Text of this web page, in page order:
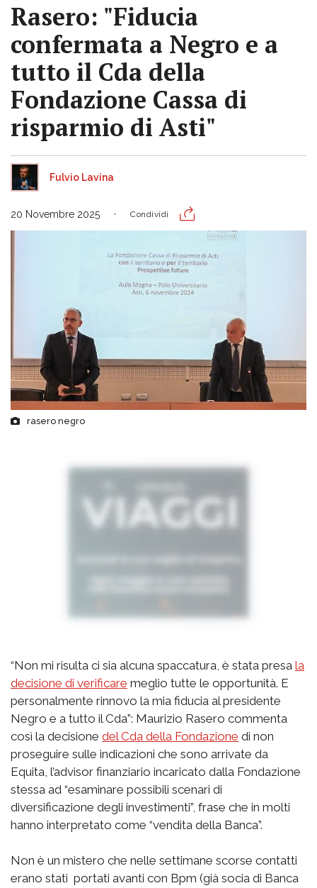
Rasero: "Fiducia
confermata a Negro e a
tutto il Cda della
Fondazione Cassa di
risparmio di Asti"
Fulvio Lavina
20 Novembre 2025 Condividi
rasero negro
“Non mi risulta ci sia alcuna spaccatura, è stata presa la
decisione di verificare meglio tutte le opportunità. E
personalmente rinnovo la mia fiducia al presidente
Negro e a tutto il Cda”: Maurizio Rasero commenta
così la decisione del Cda della Fondazione di non
proseguire sulle indicazioni che sono arrivate da
Equita, l’advisor finanziario incaricato dalla Fondazione
stessa ad “esaminare possibili scenari di
diversificazione degli investimenti”, frase che in molti
hanno interpretato come “vendita della Banca”.
Non è un mistero che nelle settimane scorse contatti
erano stati portati avanti con Bpm (già socia di Banca